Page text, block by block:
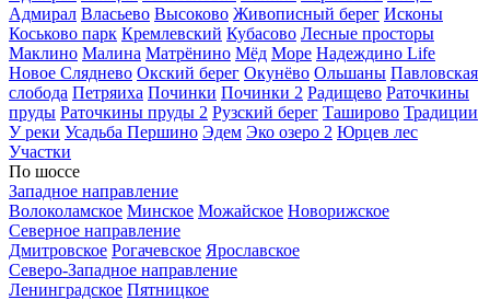
Адмирал Власьево Высоково Живописный берег Исконы
Коськово парк Кремлевский Кубасово Лесные просторы
Маклино Малина Матрёнино Мёд Море Надеждино Life
Новое Сляднево Окский берег Окунёво Ольшаны Павловская
слобода Петряиха Починки Починки 2 Радищево Раточкины
пруды Раточкины пруды 2 Рузский берег Таширово Традиции
У реки Усадьба Першино Эдем Эко озеро 2 Юрцев лес
Участки
По шоссе
Западное направление
Волоколамское Минское Можайское Новорижское
Северное направление
Дмитровское Рогачевское Ярославское
Северо-Западное направление
Ленинградское Пятницкое